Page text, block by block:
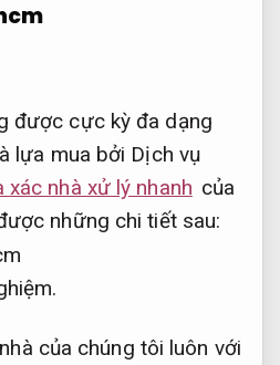
được cực kỳ đa dạng
lựa mua bởi Dịch vụ
xác nhà xử lý nhanh của
những chi tiết sau:
của chúng tôi luôn với